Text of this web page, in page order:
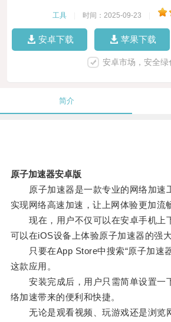
工具 时间：2025-09-23
安卓下载 苹果下载
安卓市场，安全绿
简介
原子加速器安卓版
原子加速器是一款专业的网络加速
实现网络高速加速，让上网体验更加流
现在，用户不仅可以在安卓手机上
可以在iOS设备上体验原子加速器的强大
只要在App Store中搜索“原子加速
这款应用。
安装完成后，用户只需简单设置一
络加速带来的便利和快捷。
无论是观看视频、玩游戏还是浏览